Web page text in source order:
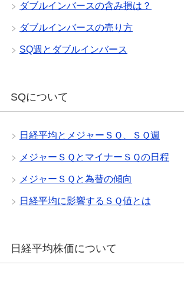
ダブルインバースの含み損は？
ダブルインバースの売り方
SQ週とダブルインバース
SQについて
日経平均とメジャーＳＱ、ＳＱ週
メジャーＳＱとマイナーＳＱの日程
メジャーＳＱと為替の傾向
日経平均に影響するＳＱ値とは
日経平均株価について